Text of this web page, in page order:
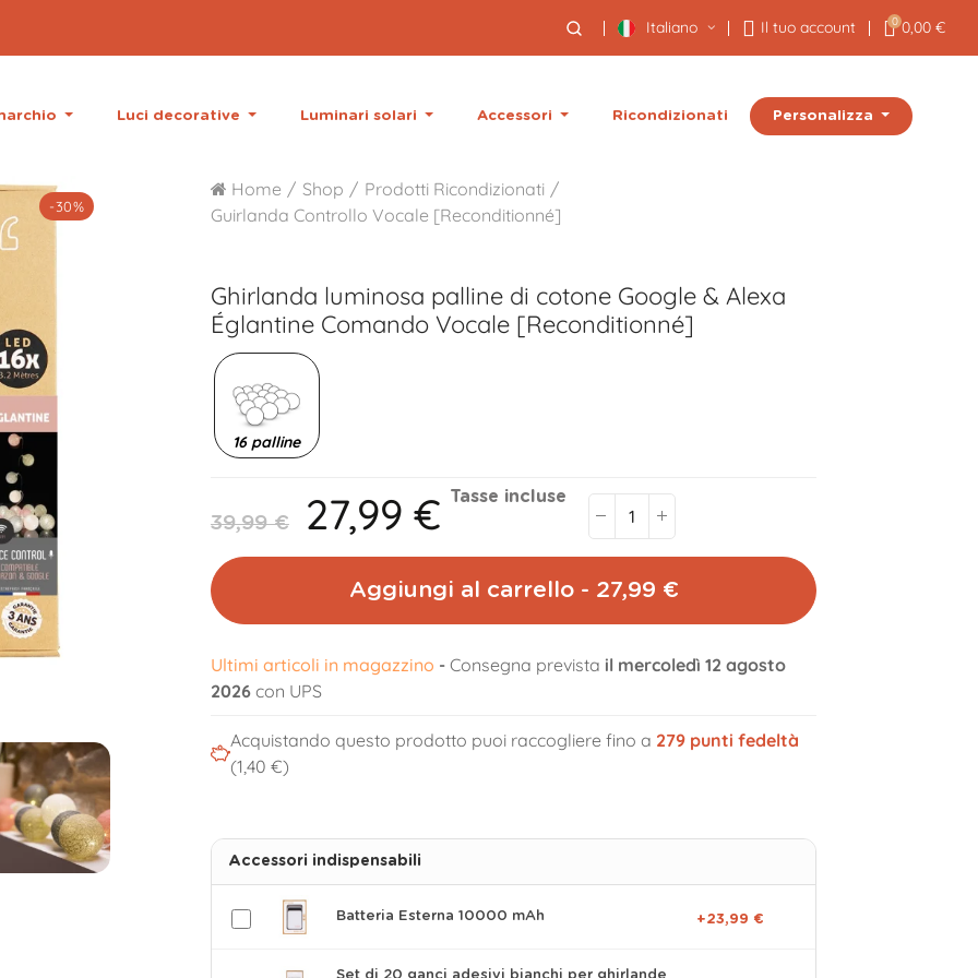
Italiano Il tuo account 0 0,00 €
Luci decorative Luminari solari Accessori Ricondizionati Personalizza
-30%
Home Shop
Prodotti Ricondizionati
Guirlanda Controllo Vocale [Reconditionné]
Ghirlanda luminosa palline di cotone Google & Alexa
Églantine Comando Vocale [Reconditionné]
16 palline
39,99 € 27,99 € Tasse incluse
Aggiungi al carrello - 27,99 €
Ultimi articoli in magazzino - Consegna prevista il mercoledì 12 agosto
2026 con UPS
Acquistando questo prodotto puoi raccogliere fino a 279 punti fedeltà
(1,40 €)
Accessori indispensabili
Batteria Esterna 10000 mAh +23,99 €